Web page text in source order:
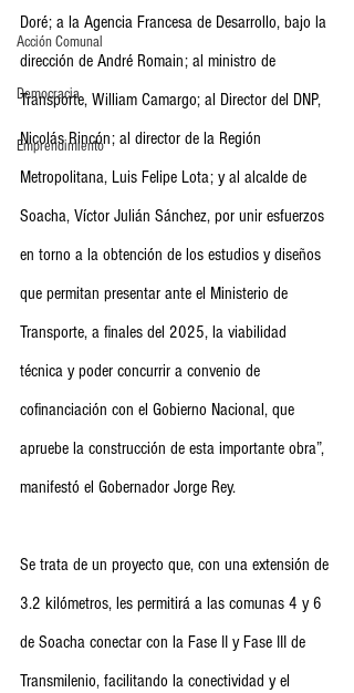
Acción Comunal
Democracia
Emprendimiento
Doré; a la Agencia Francesa de Desarrollo, bajo la
dirección de André Romain; al ministro de
Transporte, William Camargo; al Director del DNP,
Nicolás Rincón; al director de la Región
Metropolitana, Luis Felipe Lota; y al alcalde de
Soacha, Víctor Julián Sánchez, por unir esfuerzos
en torno a la obtención de los estudios y diseños
que permitan presentar ante el Ministerio de
Transporte, a finales del 2025, la viabilidad
técnica y poder concurrir a convenio de
cofinanciación con el Gobierno Nacional, que
apruebe la construcción de esta importante obra”,
manifestó el Gobernador Jorge Rey.
Se trata de un proyecto que, con una extensión de
3.2 kilómetros, les permitirá a las comunas 4 y 6
de Soacha conectar con la Fase II y Fase III de
Transmilenio, facilitando la conectividad y el